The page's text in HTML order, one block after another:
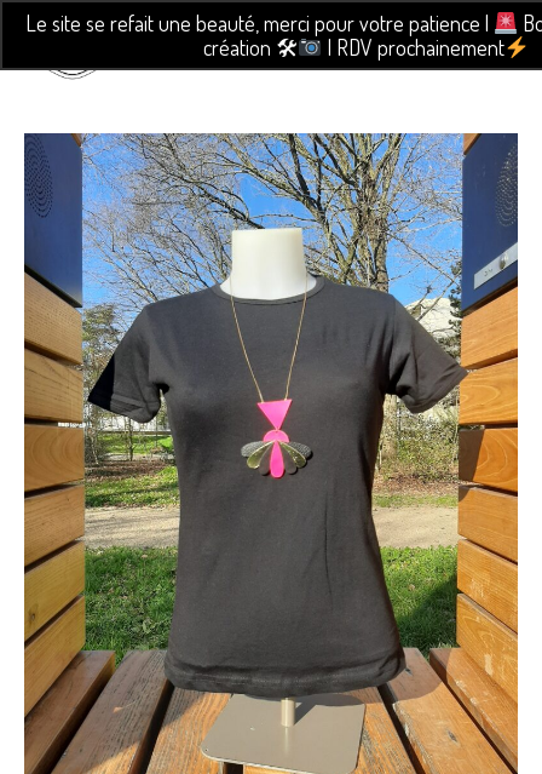
Le site se refait une beauté, merci pour votre patience |
création 🛠
| RDV prochainement